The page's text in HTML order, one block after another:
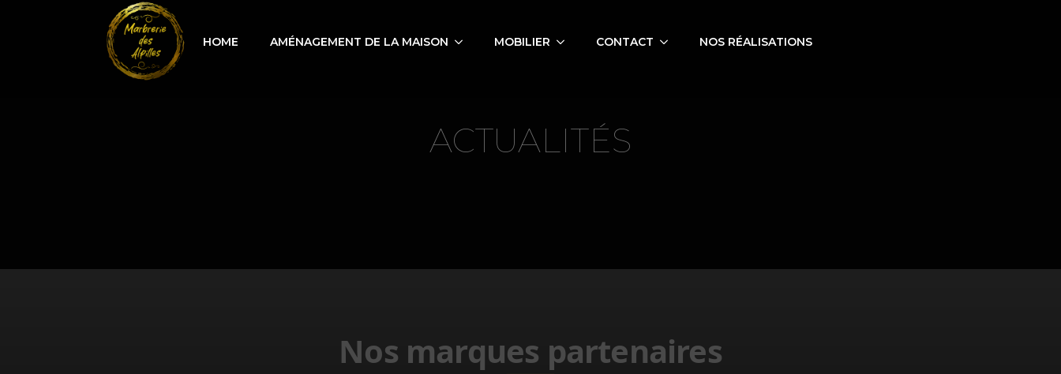
HOME AMÉNAGEMENT DE LA MAISON MOBILIER CONTACT NOS RÉALISATIONS
ACTUALITÉS
Nos marques partenaires